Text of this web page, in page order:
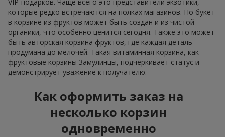
VIP-подарков. Чаще всего это представители экзотики,
которые редко встречаются на полках магазинов. Но букет
в корзине из фруктов может быть создан и из чистой
органики, что особенно ценится сегодня. Также это может
быть авторская корзина фруктов, где каждая деталь
продумана до мелочей. Такая витаминная корзина, как
фруктовые корзины Замулинцы, подчеркивает статус и
демонстрирует уважение к получателю.
Как оформить заказ на
несколько корзин
одновременно